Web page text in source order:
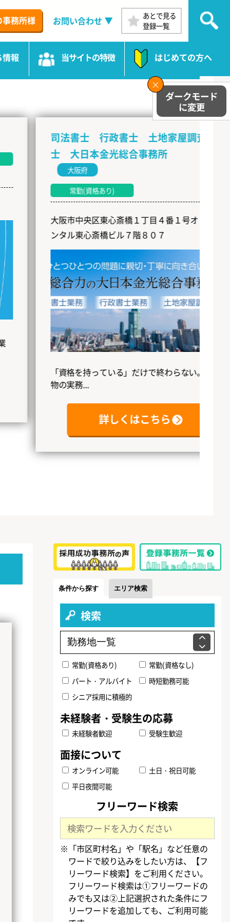
務所様 お問い合わせ
あとで見る
登録一覧
情報 当サイトの特徴 はじめての方へ
司法書士 行政書士 土地家屋調査
士 大日本金光総合事務所
常勤(資格あり)
大阪市中央区東心斎橋１丁目４番１号オリエ
ンタル東心斎橋ビル７階８０７
「資格を持っている」だけで終わらない。本
物の実務...
詳しくはこちら
条件から探す エリア検索
検索
常勤(資格あり)
常勤(資格なし)
パート・アルバイト
時短勤務可能
シニア採用に積極的
未経験者歓迎 受験生歓迎
オンライン可能
土日・祝日可能
平日夜間可能
フリーワード検索
※「市区町村名」や「駅名」など任意の
ワードで絞り込みをしたい方は、【フ
リーワード検索】をご利用ください。
フリーワード検索は①フリーワードの
みでも又は②上記選択された条件にフ
リーワードを追加しても、ご利用可能